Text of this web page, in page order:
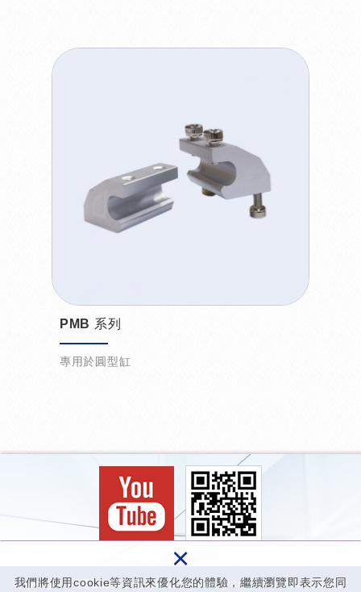
我們將使用cookie等資訊來優化您的體驗，繼續瀏覽即表示您同
×
PMB 系列
專用於圓型缸
Copyright © 經登企業股份有限公司 All Rights Reserved. 網頁設計